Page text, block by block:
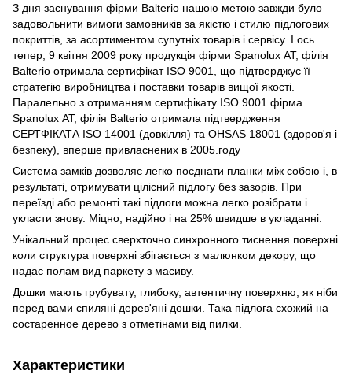
З дня заснування фірми Balterio нашою метою завжди було
задовольнити вимоги замовників за якістю і стилю підлогових
покриттів, за асортиментом супутніх товарів і сервісу. І ось
тепер, 9 квітня 2009 року продукція фірми Spanolux АТ, філія
Balterio отримала сертифікат ISO 9001, що підтверджує її
стратегію виробництва і поставки товарів вищої якості.
Паралельно з отриманням сертифікату ISO 9001 фірма
Spanolux АТ, філія Balterio отримала підтвердження
СЕРТФІКАТА ISO 14001 (довкілля) та OHSAS 18001 (здоров'я і
безпеку), вперше привласнених в 2005.году
Система замків дозволяє легко поєднати планки між собою і, в
результаті, отримувати цілісний підлогу без зазорів. При
переїзді або ремонті такі підлоги можна легко розібрати і
укласти знову. Міцно, надійно і на 25% швидше в укладанні.
Унікальний процес сверхточно синхронного тиснення поверхні
коли структура поверхні збігається з малюнком декору, що
надає полам вид паркету з масиву.
Дошки мають грубувату, глибоку, автентичну поверхню, як ніби
перед вами спиляні дерев'яні дошки. Така підлога схожий на
состаренное дерево з отметінами від пилки.
Характеристики